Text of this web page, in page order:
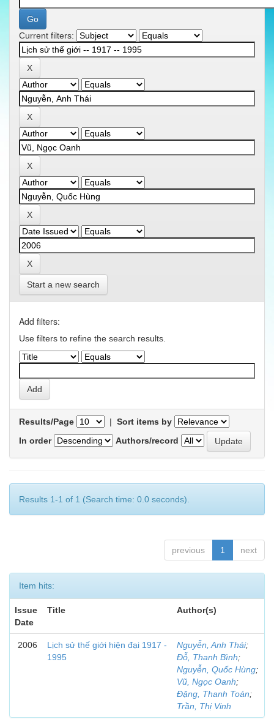
Current filters:
Start a new search
Add filters:
Use filters to refine the search results.
Results/Page | Sort items by
In order
Authors/record
Results 1-1 of 1 (Search time: 0.0 seconds).
previous 1 next
Item hits:
Issue
Date
Title Author(s)
2006
Lịch sử thế giới hiện đại 1917 -
1995
Nguyễn, Anh Thái;
Đỗ, Thanh Bình;
Nguyễn, Quốc Hùng;
Vũ, Ngọc Oanh;
Đặng, Thanh Toán;
Trần, Thị Vinh